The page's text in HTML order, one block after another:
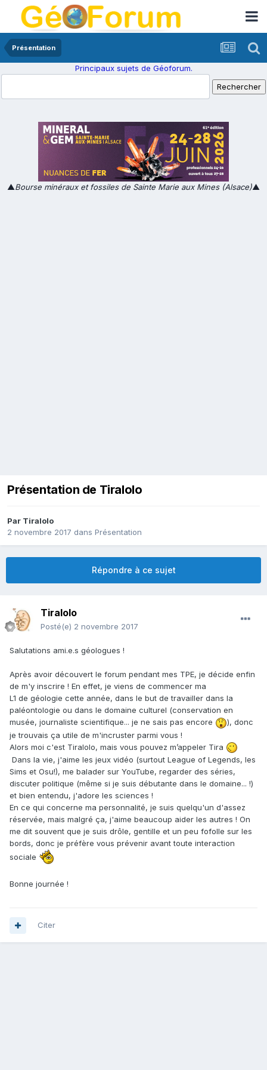
Présentation
Principaux sujets de Géoforum.
▲Bourse minéraux et fossiles de Sainte Marie aux Mines (Alsace)▲
Présentation de Tiralolo
Par Tiralolo
2 novembre 2017 dans Présentation
Répondre à ce sujet
Tiralolo
Posté(e) 2 novembre 2017
Salutations ami.e.s géologues !
Après avoir découvert le forum pendant mes TPE, je décide enfin
de m'y inscrire ! En effet, je viens de commencer ma
L1 de géologie cette année, dans le but de travailler dans la
paléontologie ou dans le domaine culturel (conservation en
musée, journaliste scientifique... je ne sais pas encore
), donc
je trouvais ça utile de m'incruster parmi vous !
Alors moi c'est Tiralolo, mais vous pouvez m’appeler Tira
Dans la vie, j'aime les jeux vidéo (surtout League of Legends, les
Sims et Osu!), me balader sur YouTube, regarder des séries,
discuter politique (même si je suis débutante dans le domaine... !)
et bien entendu, j'adore les sciences !
En ce qui concerne ma personnalité, je suis quelqu'un d'assez
réservée, mais malgré ça, j'aime beaucoup aider les autres ! On
me dit souvent que je suis drôle, gentille et un peu fofolle sur les
bords, donc je préfère vous prévenir avant toute interaction
sociale
Bonne journée !
Citer